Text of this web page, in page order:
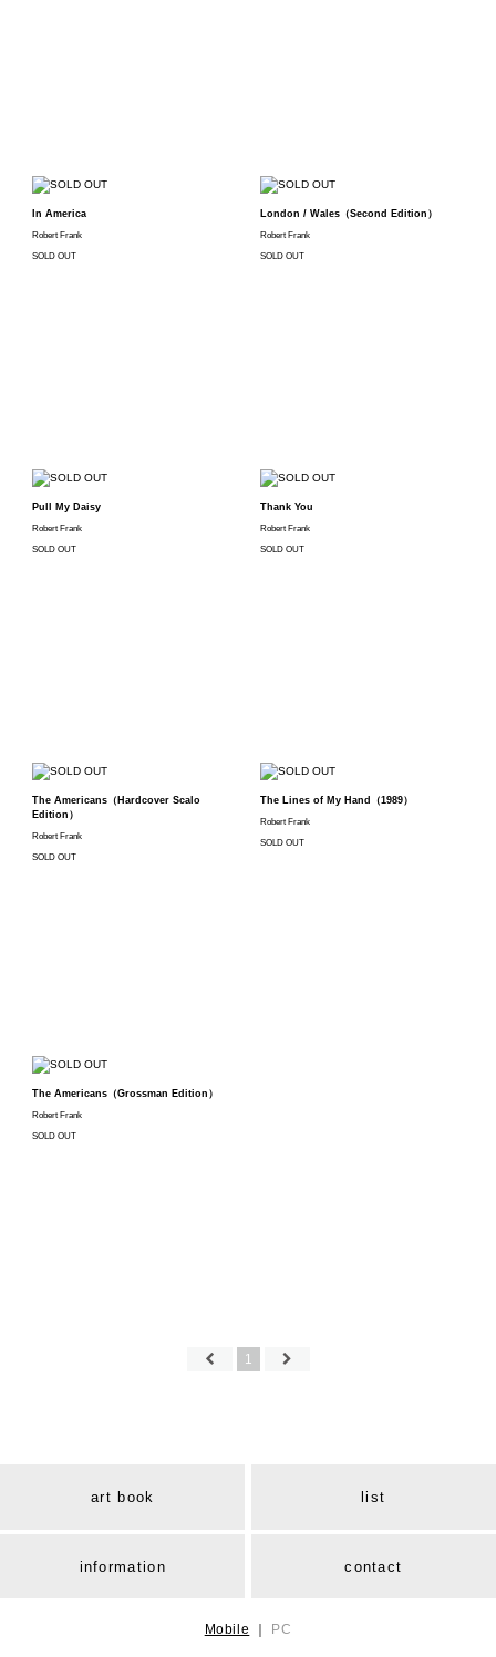
In America
Robert Frank
SOLD OUT
London / Wales（Second Edition）
Robert Frank
SOLD OUT
Pull My Daisy
Robert Frank
SOLD OUT
Thank You
Robert Frank
SOLD OUT
The Americans（Hardcover Scalo
Edition）
Robert Frank
SOLD OUT
The Lines of My Hand（1989）
Robert Frank
SOLD OUT
The Americans（Grossman Edition）
Robert Frank
SOLD OUT
1
art book list
information contact
Mobile PC